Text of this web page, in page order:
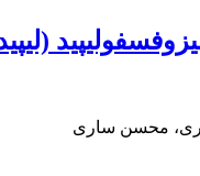
محسن ساری